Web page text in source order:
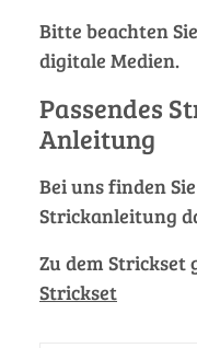
Bitte beachten
digitale Medien.
Passendes
Anleitung
Bei uns finden
Strickanleitung
Zu dem Strickset
Strickset